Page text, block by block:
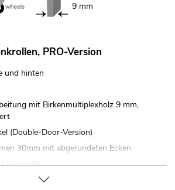
9 mm
PRO-Version
und hinten
mit Birkenmultiplexholz 9 mm,
(Double-Door-Version)
30mm mit abgerundeten Ecken
Schlösser